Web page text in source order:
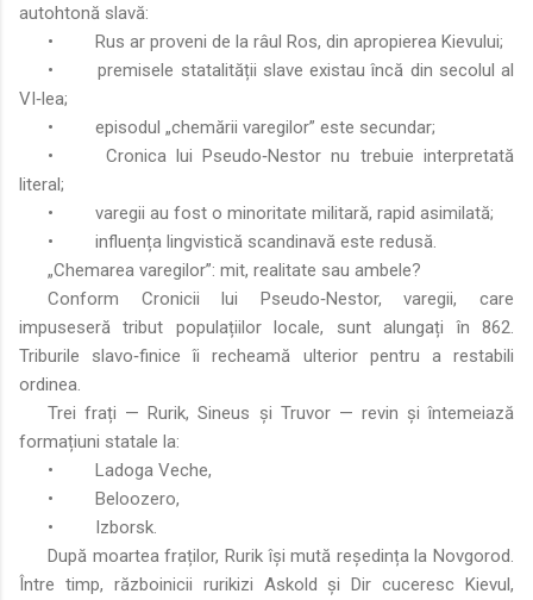
autohtonă slavă:
•
Rus ar proveni de la râul Ros, din apropierea Kievului;
•
premisele statalității slave existau încă din secolul al
VI‑lea;
•
episodul „chemării varegilor” este secundar;
•
Cronica lui Pseudo‑Nestor nu trebuie interpretată
literal;
•
varegii au fost o minoritate militară, rapid asimilată;
•
influența lingvistică scandinavă este redusă.
„Chemarea varegilor”: mit, realitate sau ambele?
Conform Cronicii lui Pseudo‑Nestor, varegii, care
impuseseră tribut populațiilor locale, sunt alungați în 862.
Triburile slavo‑finice îi recheamă ulterior pentru a restabili
ordinea.
Trei frați — Rurik, Sineus și Truvor — revin și întemeiază
formațiuni statale la:
•
Ladoga Veche,
•
Beloozero,
•
Izborsk.
După moartea fraților, Rurik își mută reședința la Novgorod.
Între timp, războinicii rurikizi Askold și Dir cuceresc Kievul,